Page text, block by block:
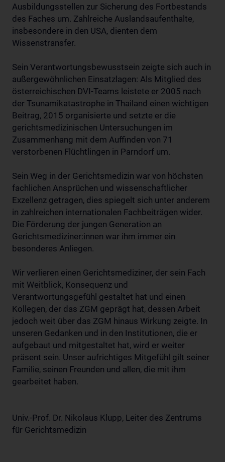
Ausbildungsstellen zur Sicherung des Fortbestands
des Faches um. Zahlreiche Auslandsaufenthalte,
insbesondere in den USA, dienten dem
Wissenstransfer.
Sein Verantwortungsbewusstsein zeigte sich auch in
außergewöhnlichen Einsatzlagen: Als Mitglied des
österreichischen DVI-Teams leistete er 2005 nach
der Tsunamikatastrophe in Thailand einen wichtigen
Beitrag, 2015 organisierte und setzte er die
gerichtsmedizinischen Untersuchungen im
Zusammenhang mit dem Auffinden von 71
verstorbenen Flüchtlingen in Parndorf um.
Sein Weg in der Gerichtsmedizin war von höchsten
fachlichen Ansprüchen und wissenschaftlicher
Exzellenz getragen, dies spiegelt sich unter anderem
in zahlreichen internationalen Fachbeiträgen wider.
Die Förderung der jungen Generation an
Gerichtsmediziner:innen war ihm immer ein
besonderes Anliegen.
Wir verlieren einen Gerichtsmediziner, der sein Fach
mit Weitblick, Konsequenz und
Verantwortungsgefühl gestaltet hat und einen
Kollegen, der das ZGM geprägt hat, dessen Arbeit
jedoch weit über das ZGM hinaus Wirkung zeigte. In
unseren Gedanken und in den Institutionen, die er
aufgebaut und mitgestaltet hat, wird er weiter
präsent sein. Unser aufrichtiges Mitgefühl gilt seiner
Familie, seinen Freunden und allen, die mit ihm
gearbeitet haben.
Univ.-Prof. Dr. Nikolaus Klupp, Leiter des Zentrums
für Gerichtsmedizin